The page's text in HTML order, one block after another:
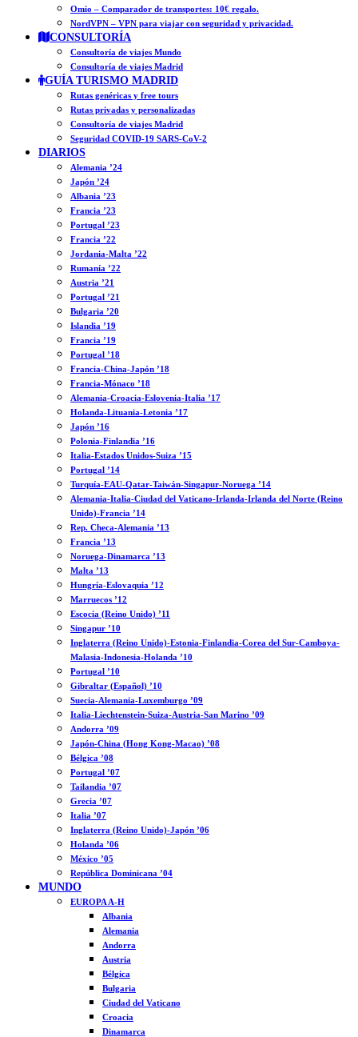
Omio – Comparador de transportes: 10€ regalo.
NordVPN – VPN para viajar con seguridad y privacidad.
CONSULTORÍA
Consultoría de viajes Mundo
Consultoría de viajes Madrid
GUÍA TURISMO MADRID
Rutas genéricas y free tours
Rutas privadas y personalizadas
Consultoría de viajes Madrid
Seguridad COVID-19 SARS-CoV-2
DIARIOS
Alemania ’24
Japón ’24
Albania ’23
Francia ’23
Portugal ’23
Francia ’22
Jordania-Malta ’22
Rumanía ’22
Austria ’21
Portugal ’21
Bulgaria ’20
Islandia ’19
Francia ’19
Portugal ’18
Francia-China-Japón ’18
Francia-Mónaco ’18
Alemania-Croacia-Eslovenia-Italia ’17
Holanda-Lituania-Letonia ’17
Japón ’16
Polonia-Finlandia ’16
Italia-Estados Unidos-Suiza ’15
Portugal ’14
Turquía-EAU-Qatar-Taiwán-Singapur-Noruega ’14
Alemania-Italia-Ciudad del Vaticano-Irlanda-Irlanda del Norte (Reino
Unido)-Francia ’14
Rep. Checa-Alemania ’13
Francia ’13
Noruega-Dinamarca ’13
Malta ’13
Hungría-Eslovaquia ’12
Marruecos ’12
Escocia (Reino Unido) ’11
Singapur ’10
Inglaterra (Reino Unido)-Estonia-Finlandia-Corea del Sur-Camboya-
Malasia-Indonesia-Holanda ’10
Portugal ’10
Gibraltar (Español) ’10
Suecia-Alemania-Luxemburgo ’09
Italia-Liechtenstein-Suiza-Austria-San Marino ’09
Andorra ’09
Japón-China (Hong Kong-Macao) ’08
Bélgica ’08
Portugal ’07
Tailandia ’07
Grecia ’07
Italia ’07
Inglaterra (Reino Unido)-Japón ’06
Holanda ’06
México ’05
República Dominicana ’04
MUNDO
EUROPA A-H
Albania
Alemania
Andorra
Austria
Bélgica
Bulgaria
Ciudad del Vaticano
Croacia
Dinamarca